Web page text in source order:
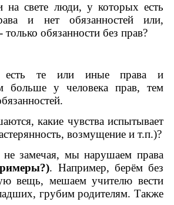
на свете люди, у которых есть
и нет обязанностей или,
только обязанности без прав?
те или иные права и
больше у человека прав, тем
какие чувства испытывает
возмущение и т.п.)?
не замечая, мы нарушаем права
. Например, берём без
вещь, мешаем учителю вести
грубим родителям. Также